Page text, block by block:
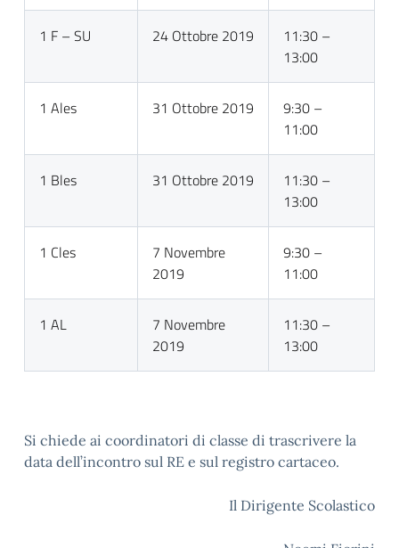
1 F – SU 24 Ottobre 2019
11:30 –
13:00
1 Ales 31 Ottobre 2019
9:30 –
11:00
1 Bles 31 Ottobre 2019
11:30 –
13:00
1 Cles
7 Novembre
2019
9:30 –
11:00
1 AL
7 Novembre
2019
11:30 –
13:00
Si chiede ai coordinatori di classe di trascrivere la
data dell’incontro sul RE e sul registro cartaceo.
Il Dirigente Scolastico